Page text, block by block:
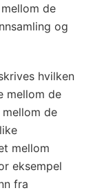
de
og
hvilken
mellom de
de
mellom
eksempel
fra